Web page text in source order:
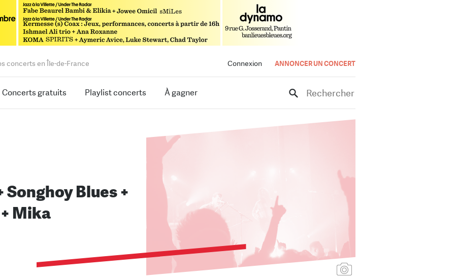
Connexion ANNONCER UN CONCERT
concerts en Île-de-France
Concerts gratuits Playlist concerts À gagner Rechercher
Songhoy Blues +
Mika